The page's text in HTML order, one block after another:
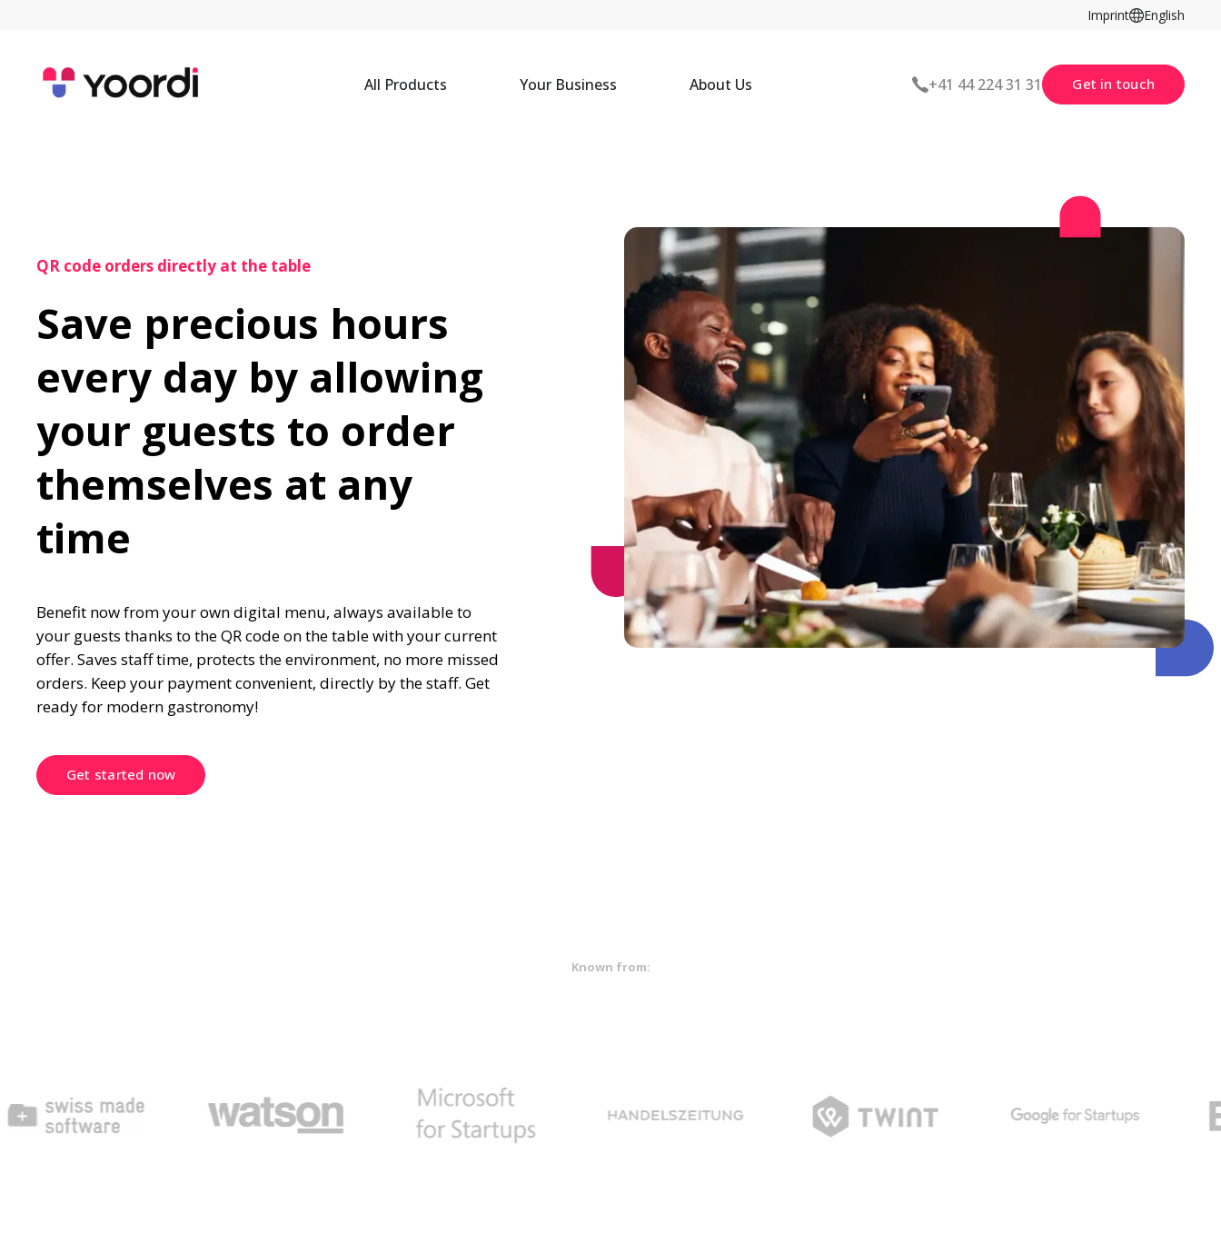
Imprint English
All Products Your Business About Us +41 44 224 31 31 Get in touch
QR code orders directly at the table
Save precious hours
every day by allowing
your guests to order
themselves at any
time
Benefit now from your own digital menu, always available to
your guests thanks to the QR code on the table with your current
offer. Saves staff time, protects the environment, no more missed
orders. Keep your payment convenient, directly by the staff. Get
ready for modern gastronomy!
Get started now
Known from: